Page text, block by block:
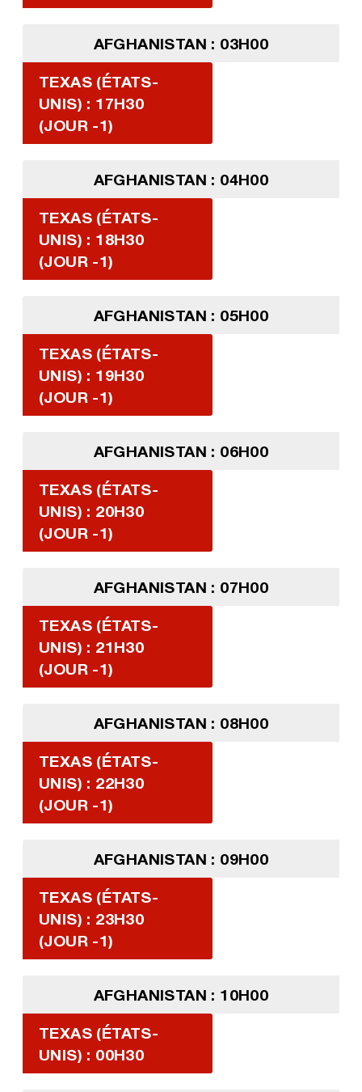
AFGHANISTAN : 03H00
TEXAS (ÉTATS-
UNIS) : 17H30
(JOUR -1)
AFGHANISTAN : 04H00
TEXAS (ÉTATS-
UNIS) : 18H30
(JOUR -1)
AFGHANISTAN : 05H00
TEXAS (ÉTATS-
UNIS) : 19H30
(JOUR -1)
AFGHANISTAN : 06H00
TEXAS (ÉTATS-
UNIS) : 20H30
(JOUR -1)
AFGHANISTAN : 07H00
TEXAS (ÉTATS-
UNIS) : 21H30
(JOUR -1)
AFGHANISTAN : 08H00
TEXAS (ÉTATS-
UNIS) : 22H30
(JOUR -1)
AFGHANISTAN : 09H00
TEXAS (ÉTATS-
UNIS) : 23H30
(JOUR -1)
AFGHANISTAN : 10H00
TEXAS (ÉTATS-
UNIS) : 00H30